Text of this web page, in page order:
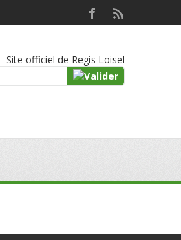
- Site officiel de Regis Loisel